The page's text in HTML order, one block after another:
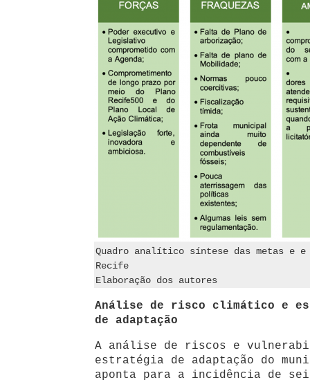
Quadro analítico síntese das metas e
Recife
Elaboração dos autores
Análise de risco climático e
de adaptação
A análise de riscos e
estratégia de adaptação do
aponta para a incidência de